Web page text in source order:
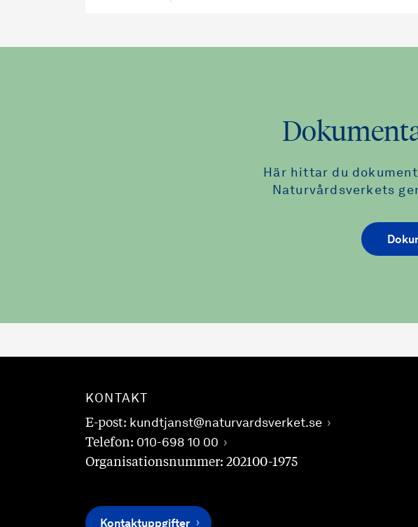
Här hittar du
Naturvårdsverkets
KONTAKT
E-post: kundtjanst@naturvardsverket.se
Telefon: 010-698 10 00
Organisationsnummer: 202100-1975
Kontaktuppgifter